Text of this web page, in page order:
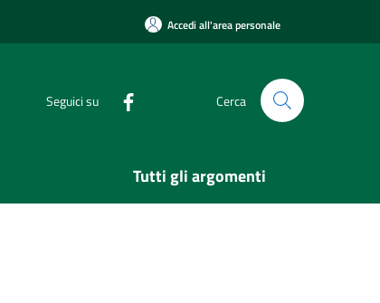
Accedi all'area personale
Seguici su Cerca
Tutti gli argomenti